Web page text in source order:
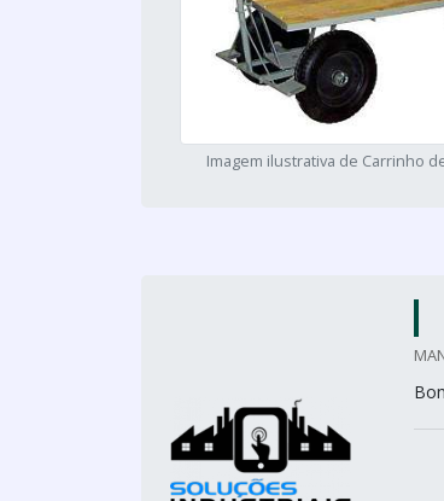
Imagem ilustrativa de Carrinho